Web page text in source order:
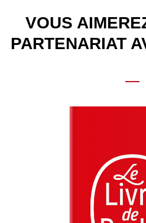
VOUS
PARTENARIAT